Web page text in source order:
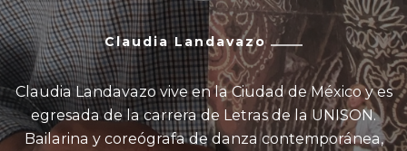
Claudia Landavazo
Claudia Landavazo vive en la Ciudad de México y es
egresada de la carrera de Letras de la UNISON.
Bailarina y coreógrafa de danza contemporánea,